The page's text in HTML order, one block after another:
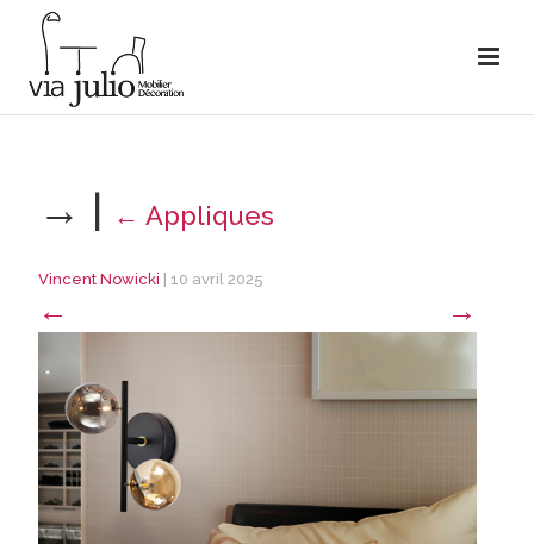
→ | ← Appliques
Vincent Nowicki 10 avril 2025
← →